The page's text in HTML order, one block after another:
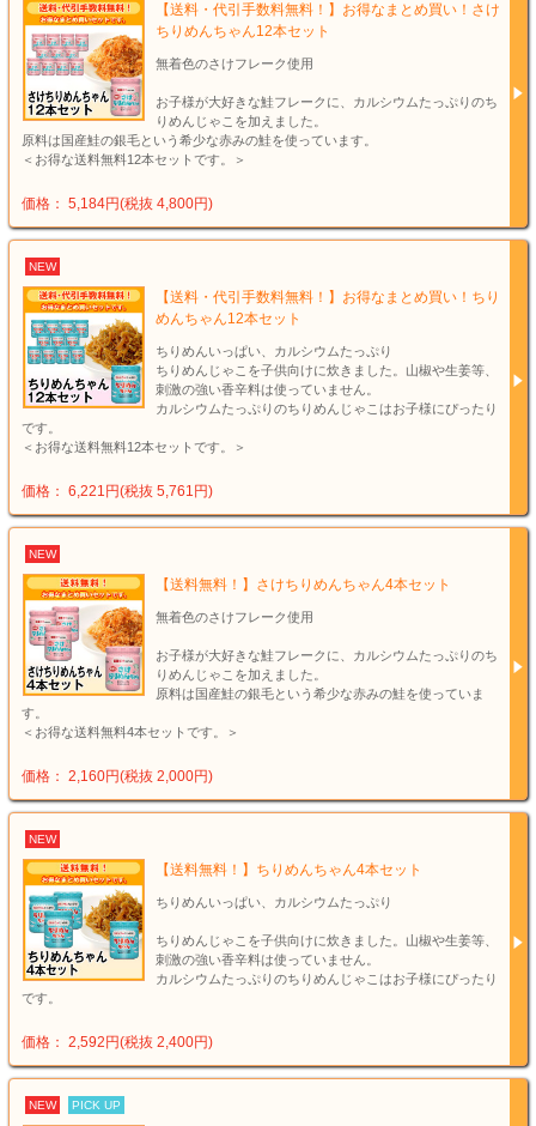
【送料・代引手数料無料！】お得なまとめ買い！さけ
ちりめんちゃん12本セット
無着色のさけフレーク使用
お子様が大好きな鮭フレークに、カルシウムたっぷりのち
りめんじゃこを加えました。
原料は国産鮭の銀毛という希少な赤みの鮭を使っています。
＜お得な送料無料12本セットです。＞
価格： 5,184円(税抜 4,800円)
NEW
【送料・代引手数料無料！】お得なまとめ買い！ちり
めんちゃん12本セット
ちりめんいっぱい、カルシウムたっぷり
ちりめんじゃこを子供向けに炊きました。山椒や生姜等、
刺激の強い香辛料は使っていません。
カルシウムたっぷりのちりめんじゃこはお子様にぴったり
です。
＜お得な送料無料12本セットです。＞
価格： 6,221円(税抜 5,761円)
NEW
【送料無料！】さけちりめんちゃん4本セット
無着色のさけフレーク使用
お子様が大好きな鮭フレークに、カルシウムたっぷりのち
りめんじゃこを加えました。
原料は国産鮭の銀毛という希少な赤みの鮭を使っていま
す。
＜お得な送料無料4本セットです。＞
価格： 2,160円(税抜 2,000円)
NEW
【送料無料！】ちりめんちゃん4本セット
ちりめんいっぱい、カルシウムたっぷり
ちりめんじゃこを子供向けに炊きました。山椒や生姜等、
刺激の強い香辛料は使っていません。
カルシウムたっぷりのちりめんじゃこはお子様にぴったり
です。
価格： 2,592円(税抜 2,400円)
NEW PICK UP